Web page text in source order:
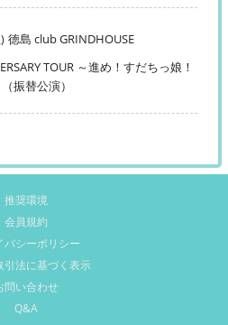
徳島 club GRINDHOUSE
TOUR ～進め！すだちっ娘！
振替公演）
推奨環境
会員規約
バシーポリシー
引法に基づく表示
問い合わせ
Q&A